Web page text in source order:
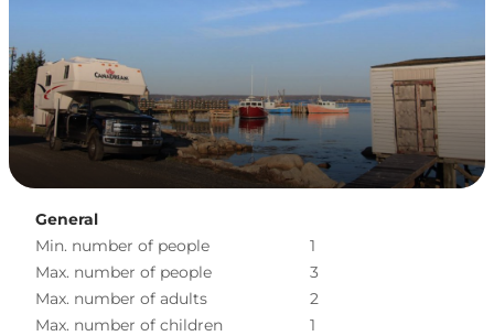
General
Min. number of people
1
Max. number of people
3
Max. number of adults
2
Max. number of children
1